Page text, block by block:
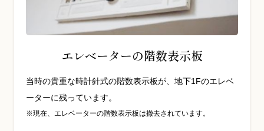
エレベーターの階数表示板
当時の貴重な時計針式の階数表示板が、地下1Fのエレベ
ーターに残っています。
現在、エレベーターの階数表示板は撤去されています。